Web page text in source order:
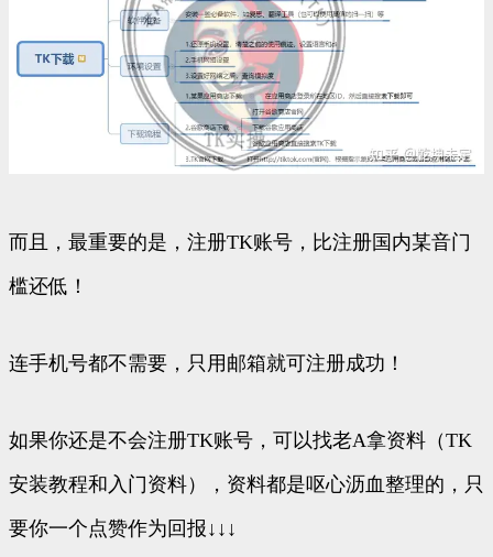
而且，最重要的是，注册TK账号，比注册国内某音门
槛还低！
连手机号都不需要，只用邮箱就可注册成功！
如果你还是不会注册TK账号，可以找老A拿资料（TK
安装教程和入门资料），资料都是呕心沥血整理的，只
要你一个点赞作为回报↓↓↓